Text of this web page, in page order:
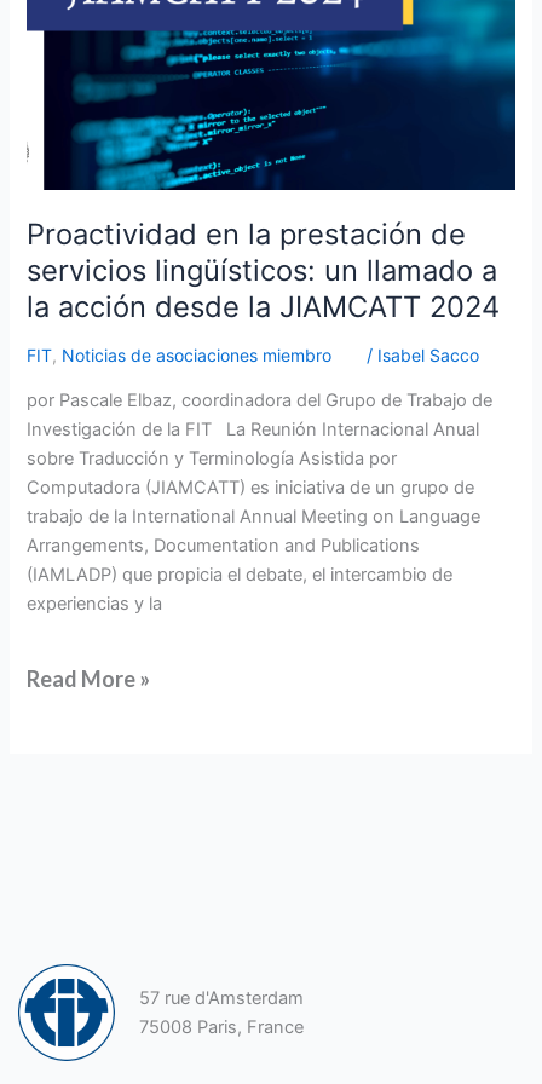
Proactividad en la prestación de
servicios lingüísticos: un llamado a
la acción desde la JIAMCATT 2024
FIT, Noticias de asociaciones miembro / Isabel Sacco
por Pascale Elbaz, coordinadora del Grupo de Trabajo de
Investigación de la FIT La Reunión Internacional Anual
sobre Traducción y Terminología Asistida por
Computadora (JIAMCATT) es iniciativa de un grupo de
trabajo de la International Annual Meeting on Language
Arrangements, Documentation and Publications
(IAMLADP) que propicia el debate, el intercambio de
experiencias y la
lingüísticos:
llamado
acción
desde
la
JIAMCATT
2024
Read More »
57 rue d'Amsterdam
75008 Paris, France